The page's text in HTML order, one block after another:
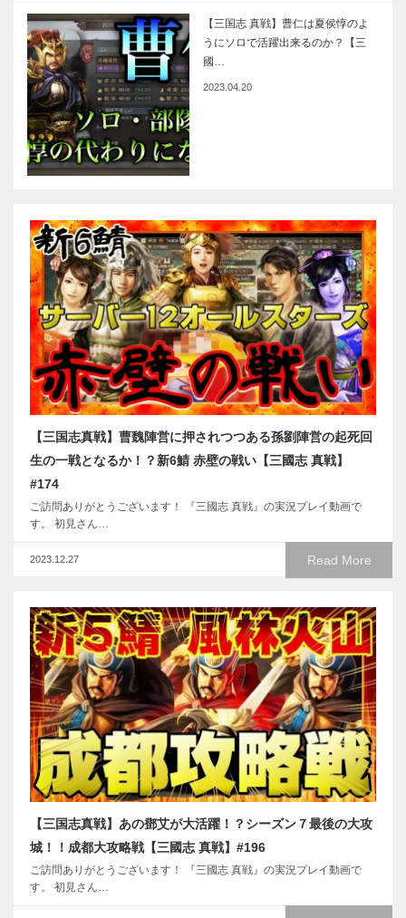
【三国志 真戦】曹仁は夏侯惇のよ
うにソロで活躍出来るのか？【三
國…
2023.04.20
【三国志真戦】曹魏陣営に押されつつある孫劉陣営の起死回
生の一戦となるか！？新6鯖 赤壁の戦い【三國志 真戦】
#174
ご訪問ありがとうございます！ 『三國志 真戦』の実況プレイ動画で
す。 初見さん…
Read More
2023.12.27
【三国志真戦】あの鄧艾が大活躍！？シーズン７最後の大攻
城！！成都大攻略戦【三國志 真戦】#196
ご訪問ありがとうございます！ 『三國志 真戦』の実況プレイ動画で
す。 初見さん…